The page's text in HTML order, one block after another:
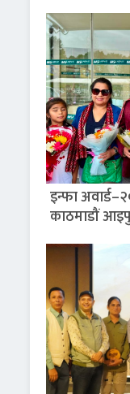
इन्फा
काठमाडौं